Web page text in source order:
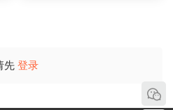
年5月6日发布]
确的（回归）[35775] 编曲器中
静音）没有保持关闭（未静音）
：修复了在设备断开连接时扫描
先 登录